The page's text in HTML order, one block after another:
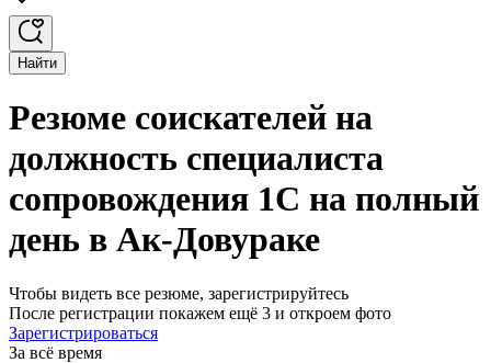
Найти
Резюме соискателей на
должность специалиста
сопровождения 1С на полный
день в Ак-Довураке
Чтобы видеть все резюме, зарегистрируйтесь
После регистрации покажем ещё 3 и откроем фото
Зарегистрироваться
За всё время